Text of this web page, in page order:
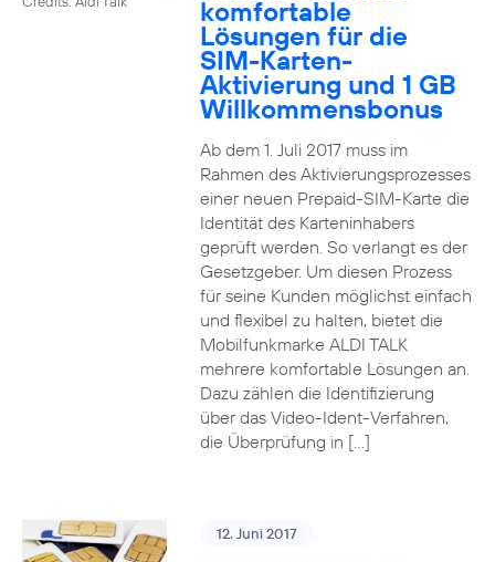
komfortable
Lösungen für die
SIM-Karten-
Aktivierung und 1 GB
Willkommensbonus
Ab dem 1. Juli 2017 muss im
Rahmen des Aktivierungsprozesses
einer neuen Prepaid-SIM-Karte die
Identität des Karteninhabers
geprüft werden. So verlangt es der
Gesetzgeber. Um diesen Prozess
für seine Kunden möglichst einfach
und flexibel zu halten, bietet die
Mobilfunkmarke ALDI TALK
mehrere komfortable Lösungen an.
Dazu zählen die Identifizierung
über das Video-Ident-Verfahren,
die Überprüfung in […]
12. Juni 2017